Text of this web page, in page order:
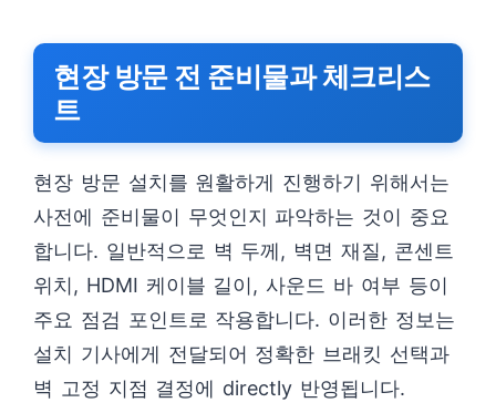
현장 방문 전 준비물과 체크리스
트
현장 방문 설치를 원활하게 진행하기 위해서는
사전에 준비물이 무엇인지 파악하는 것이 중요
합니다. 일반적으로 벽 두께, 벽면 재질, 콘센트
위치, HDMI 케이블 길이, 사운드 바 여부 등이
주요 점검 포인트로 작용합니다. 이러한 정보는
설치 기사에게 전달되어 정확한 브래킷 선택과
벽 고정 지점 결정에 directly 반영됩니다.